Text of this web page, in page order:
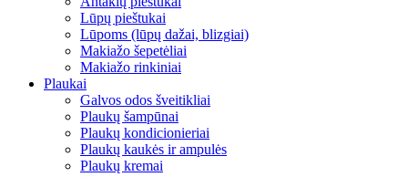
Lūpų pieštukai
Lūpoms (lūpų dažai, blizgiai)
Makiažo šepetėliai
Makiažo rinkiniai
Plaukai
Galvos odos šveitikliai
Plaukų šampūnai
Plaukų kondicionieriai
Plaukų kaukės ir ampulės
Plaukų kremai